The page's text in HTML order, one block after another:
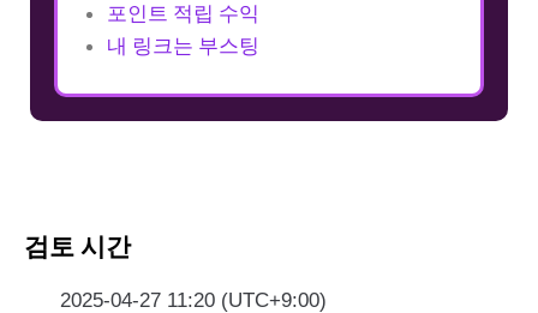
포인트 적립 수익
내 링크는 부스팅
검토 시간
2025-04-27 11:20 (UTC+9:00)